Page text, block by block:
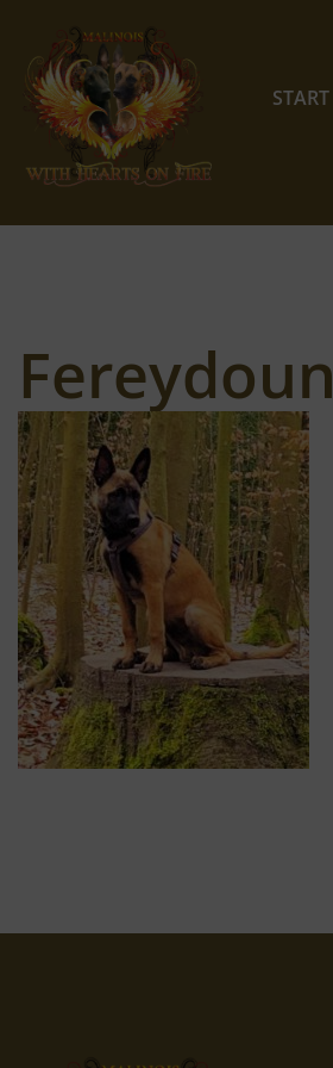
Inhalt
springen
START
Fereydoun